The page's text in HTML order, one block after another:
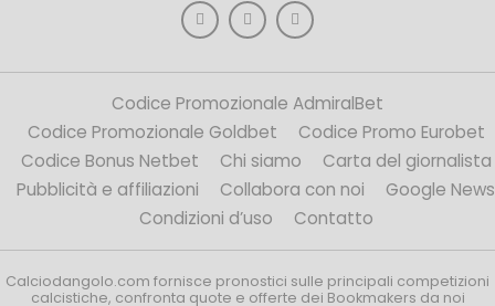
Codice Promozionale AdmiralBet
Codice Promozionale Goldbet
Codice Promo Eurobet
Codice Bonus Netbet
Chi siamo
Carta del giornalista
Pubblicità e affiliazioni
Collabora con noi
Google News
Condizioni d’uso
Contatto
Calciodangolo.com fornisce pronostici sulle principali competizioni
calcistiche, confronta quote e offerte dei Bookmakers da noi